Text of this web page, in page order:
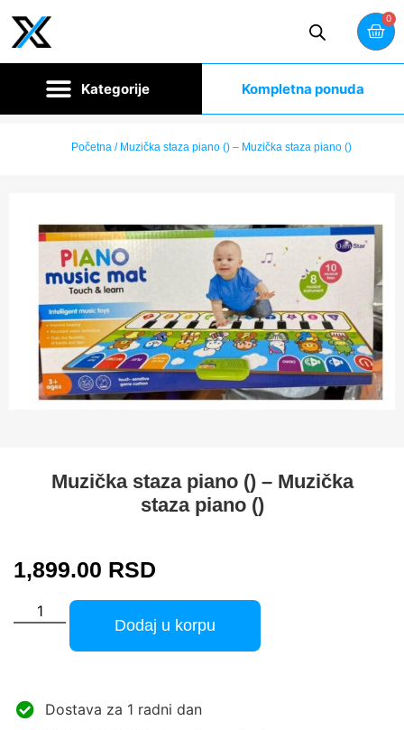
0
Kompletna ponuda
Početna/ Muzička staza piano () – Muzička staza piano ()
Muzička staza piano () – Muzička
staza piano ()
1,899.00 RSD
Dodaj u korpu
Dostava za 1 radni dan